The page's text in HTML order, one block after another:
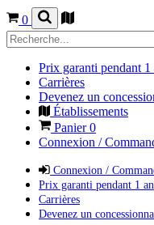
0
Prix garanti pendant 1
Carrières
Devenez un
Établissements
Panier0
Connexion /
Connexion /
Prix garanti pendant 1 an
Carrières
Devenez un